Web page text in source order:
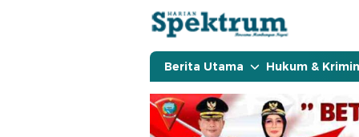
spektrumonline.com
Berita Utama Hukum &